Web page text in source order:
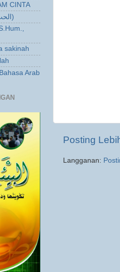
Posting
Langganan:
CINTA
Halimi Zuhdy : Cinta (الحب)
sakinah
Arab